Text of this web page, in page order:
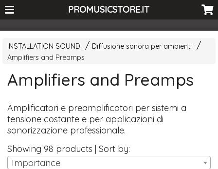
<-- Curio's GSC -->PROMUSICSTORE.IT
INSTALLATION SOUND
Diffusione sonora per ambienti
Amplifiers and Preamps
Amplifiers and Preamps
Amplificatori e preamplificatori per sistemi a
tensione costante e per applicazioni di
sonorizzazione professionale.
Showing 98 products | Sort by:
Importance